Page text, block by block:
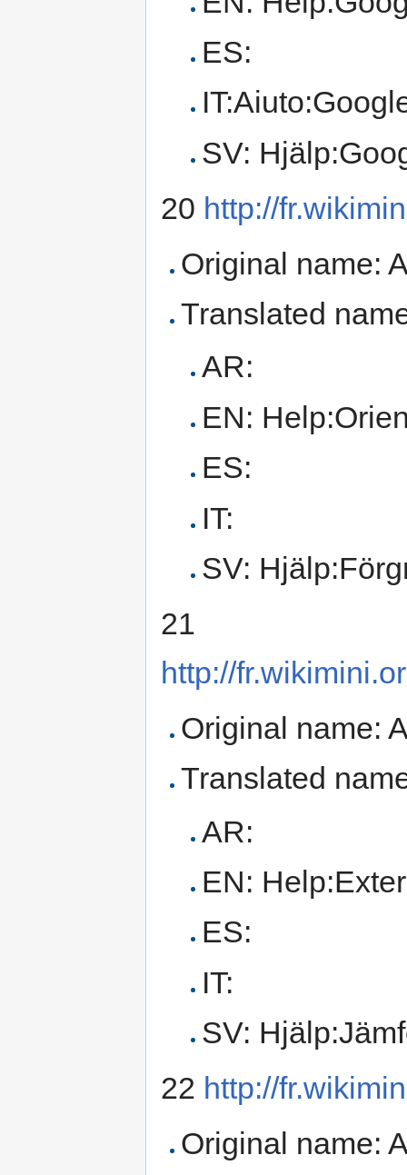
ES:
SV:
20 http://
Original name:
Translated
AR:
EN:
ES:
IT:
SV:
21
http://
Original name:
Translated
AR:
EN:
ES:
IT:
SV:
22 http://
Original name: